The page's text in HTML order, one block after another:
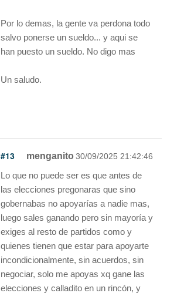
Por lo demas, la gente va perdona todo
salvo ponerse un sueldo... y aqui se
han puesto un sueldo. No digo mas
Un saludo.
#13 menganito 30/09/2025 21:42:46
Lo que no puede ser es que antes de
las elecciones pregonaras que sino
gobernabas no apoyarías a nadie mas,
luego sales ganando pero sin mayoría y
exiges al resto de partidos como y
quienes tienen que estar para apoyarte
incondicionalmente, sin acuerdos, sin
negociar, solo me apoyas xq gane las
elecciones y calladito en un rincón, y